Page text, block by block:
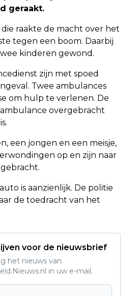
geraakt.
raakte de macht over het
tegen een boom. Daarbij
kinderen gewond.
zijn met spoed
Twee ambulances
om hulp te verlenen. De
overgebracht
een jongen en een meisje,
op en zijn naar
is aanzienlijk. De politie
de toedracht van het
voor de nieuwsbrief
het nieuws van
in uw e-mail.